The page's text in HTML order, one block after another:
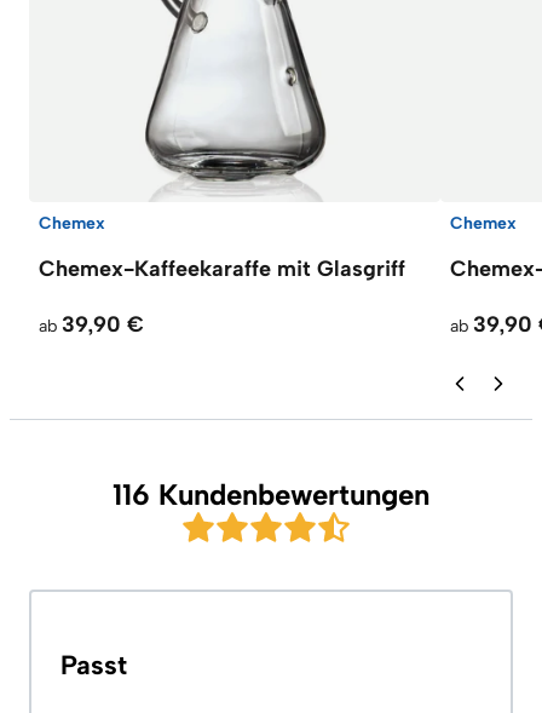
Chemex
Chemex-Kaffeekaraffe mit Glasgriff
ab 39,90 €
Chemex
ab 39,90
116 Kundenbewertungen
Passt